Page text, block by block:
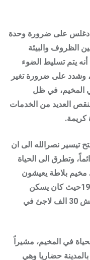
دغلس على ضرورة وحدة
الظروف والبيئة
أنه يتم تسليط الضوء
وشدد على ضرورة تغير
المخيم، في ظل
العديد من الخدمات
كريمة.
تيسير نصرالله الى ان
وتطرق الى الحياة
مخيم بلاطة يعيشون
على ذات المساحة الجغرافيا منذ عام 1948حيث كان يسكن
المخيم في حينها 5 الاف نسمة واليوم يعيش 30 الف لاجئ في
في المخيم، مشيراً
حضاريا وهي